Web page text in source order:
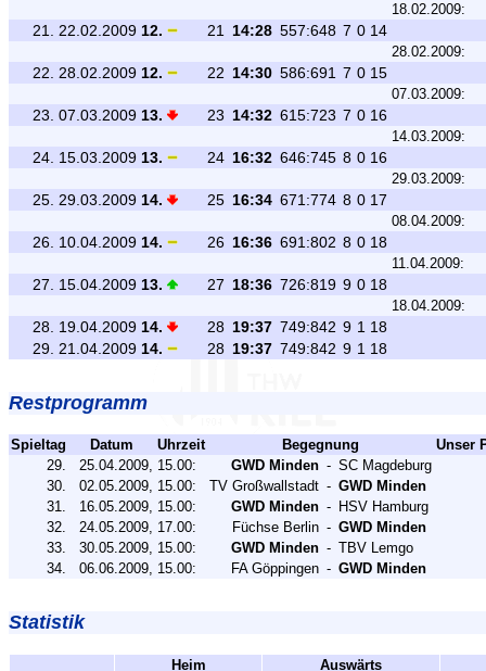
18.02.2009:
21. 22.02.2009 12. 21 14:28 557:648 7 0 14
28.02.2009:
22. 28.02.2009 12. 22 14:30 586:691 7 0 15
07.03.2009:
23. 07.03.2009 13. 23 14:32 615:723 7 0 16
14.03.2009:
24. 15.03.2009 13. 24 16:32 646:745 8 0 16
29.03.2009:
25. 29.03.2009 14. 25 16:34 671:774 8 0 17
08.04.2009:
26. 10.04.2009 14. 26 16:36 691:802 8 0 18
11.04.2009:
27. 15.04.2009 13. 27 18:36 726:819 9 0 18
18.04.2009:
28. 19.04.2009 14. 28 19:37 749:842 9 1 18
29. 21.04.2009 14. 28 19:37 749:842 9 1 18
Restprogramm
Spieltag Datum Uhrzeit Begegnung
Unser
29.
25.04.2009, 15.00: GWD Minden - SC Magdeburg
30.
02.05.2009, 15.00: TV Großwallstadt - GWD Minden
31.
16.05.2009, 15.00: GWD Minden - HSV Hamburg
32.
24.05.2009, 17.00: Füchse Berlin - GWD Minden
33.
30.05.2009, 15.00: GWD Minden - TBV Lemgo
34.
06.06.2009, 15.00: FA Göppingen - GWD Minden
Statistik
Heim Auswärts